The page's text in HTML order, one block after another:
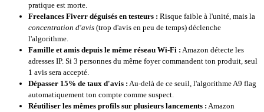
pratique est morte.
Freelances Fiverr déguisés en testeurs : Risque faible à l'unité, mais la
concentration d'avis (trop d'avis en peu de temps) déclenche
l'algorithme.
Famille et amis depuis le même réseau Wi-Fi : Amazon détecte les
adresses IP. Si 3 personnes du même foyer commandent ton produit, seul
1 avis sera accepté.
Dépasser 15% de taux d'avis : Au-delà de ce seuil, l'algorithme A9 flag
automatiquement ton compte comme suspect.
Réutiliser les mêmes profils sur plusieurs lancements : Amazon